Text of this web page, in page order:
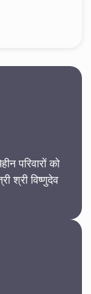
परिवारों को
श्री विष्णुदेव